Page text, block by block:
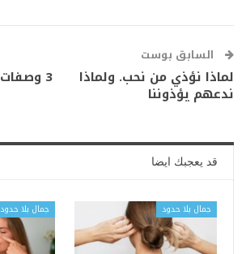
السابق بوست
لماذا نؤذي من نحب. ولماذا
ندعهم يؤذوننا
3 وصفات لذيذة بالأفوكادو!
قد يعجبك ايضا
جمال بلا حدود جمال بلا حدود